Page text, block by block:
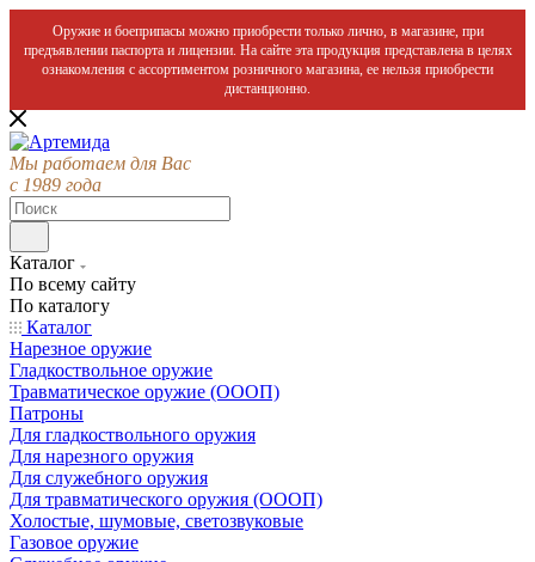
Оружие и боеприпасы можно приобрести только лично, в магазине, при
предъявлении паспорта и лицензии. На сайте эта продукция представлена в целях
ознакомления с ассортиментом розничного магазина, ее нельзя приобрести
дистанционно.
Мы работаем для Вас
с 1989 года
Каталог
По всему сайту
По каталогу
Каталог
Нарезное оружие
Гладкоствольное оружие
Травматическое оружие (ОООП)
Патроны
Для гладкоствольного оружия
Для нарезного оружия
Для служебного оружия
Для травматического оружия (ОООП)
Холостые, шумовые, светозвуковые
Газовое оружие